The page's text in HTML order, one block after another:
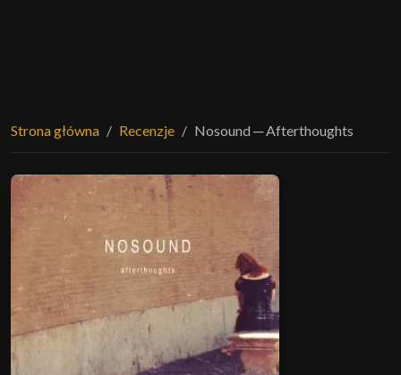
Strona główna Recenzje Nosound ─ Afterthoughts